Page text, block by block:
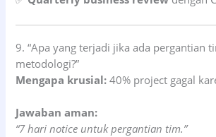
9. “Apa yang terjadi jika ada pergantian
metodologi?”
Mengapa krusial: 40% project gagal
Jawaban aman:
“7 hari notice untuk pergantian tim.”